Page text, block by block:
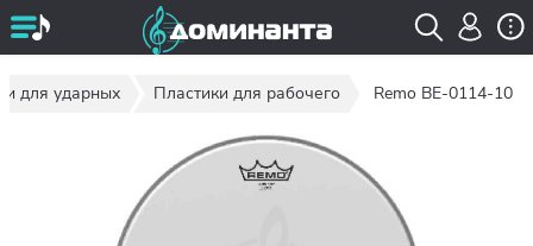
для ударных Пластики для рабочего Remo BE-0114-10